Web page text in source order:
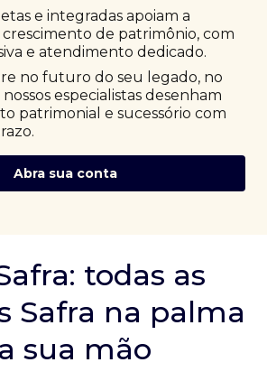
e integradas apoiam a
de patrimônio, com
e atendimento dedicado.
no futuro do seu legado, no
especialistas desenham
patrimonial e sucessório com
Abra sua conta
todas as
Safra na palma
sua mão